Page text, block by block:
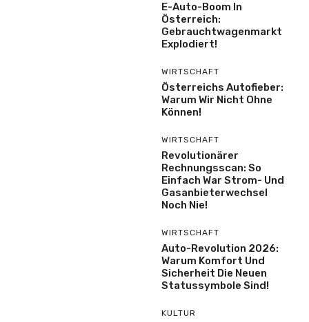
E-Auto-Boom In
Österreich:
Gebrauchtwagenmarkt
Explodiert!
WIRTSCHAFT
Österreichs Autofieber:
Warum Wir Nicht Ohne
Können!
WIRTSCHAFT
Revolutionärer
Rechnungsscan: So
Einfach War Strom- Und
Gasanbieterwechsel
Noch Nie!
WIRTSCHAFT
Auto-Revolution 2026:
Warum Komfort Und
Sicherheit Die Neuen
Statussymbole Sind!
KULTUR